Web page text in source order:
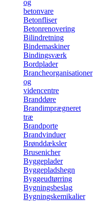
og
betonvare
Betonfliser
Betonrenovering
Bilindretning
Bindemaskiner
Bindingsværk
Bordplader
Brancheorganisationer
og
videncentre
Branddøre
Brandimprægneret
træ
Brandporte
Brandvinduer
Brønddæksler
Brusenicher
Byggeplader
Byggepladshegn
Byggeudtørring
Bygningsbeslag
Bygningskemikalier